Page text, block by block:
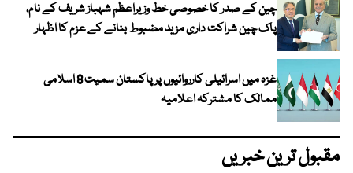
چین کے صدر کا خصوصی خط وزیراعظم شہباز شریف کے نام،
پاک چین شراکت داری مزید مضبوط بنانے کے عزم کا اظہار
غزہ میں اسرائیلی کارروائیوں پر پاکستان سمیت 8 اسلامی
ممالک کا مشترکہ اعلامیہ
مقبول ترین خبریں